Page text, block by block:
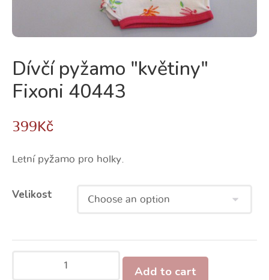
Dívčí pyžamo "květiny"
Fixoni 40443
399 Kč
Letní pyžamo pro holky.
Velikost
Add to cart